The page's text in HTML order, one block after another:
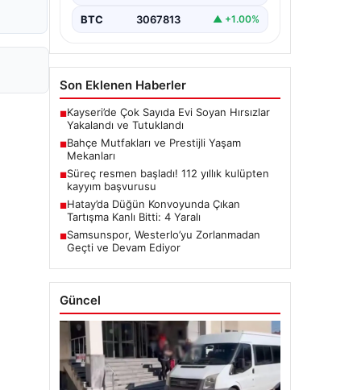
BTC 3067813 ▲ +1.00%
Son Eklenen Haberler
■Kayseri’de Çok Sayıda Evi Soyan Hırsızlar
Yakalandı ve Tutuklandı
■Bahçe Mutfakları ve Prestijli Yaşam
Mekanları
■Süreç resmen başladı! 112 yıllık kulüpten
kayyım başvurusu
■Hatay’da Düğün Konvoyunda Çıkan
Tartışma Kanlı Bitti: 4 Yaralı
■Samsunspor, Westerlo’yu Zorlanmadan
Geçti ve Devam Ediyor
Güncel